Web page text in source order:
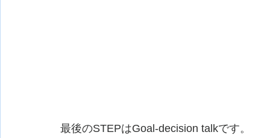
最後のSTEPはGoal-decision talkです。